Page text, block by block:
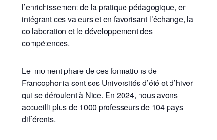
l’enrichissement de la pratique pédagogique, en
intégrant ces valeurs et en favorisant l’échange, la
collaboration et le développement des
compétences.
Le moment phare de ces formations de
Francophonia sont ses Universités d’été et d’hiver
qui se déroulent à Nice. En 2024, nous avons
accueilli plus de 1000 professeurs de 104 pays
différents.